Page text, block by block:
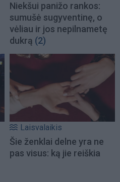
Niekšui panižo rankos:
sumušė sugyventinę, o
vėliau ir jos nepilnametę
dukrą (2)
Laisvalaikis
Šie ženklai delne yra ne
pas visus: ką jie reiškia